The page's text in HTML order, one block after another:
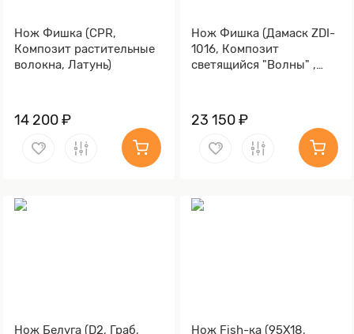
Нож Фишка (CPR,
Композит растительные
волокна, Латунь)
14 200 ₽
Нож Фишка (Дамаск ZDI-
1016, Композит
светящийся "Волны" ,
23 150 ₽
Нож Белуга (D2, Граб, Нож Fish-ка (95Х18,